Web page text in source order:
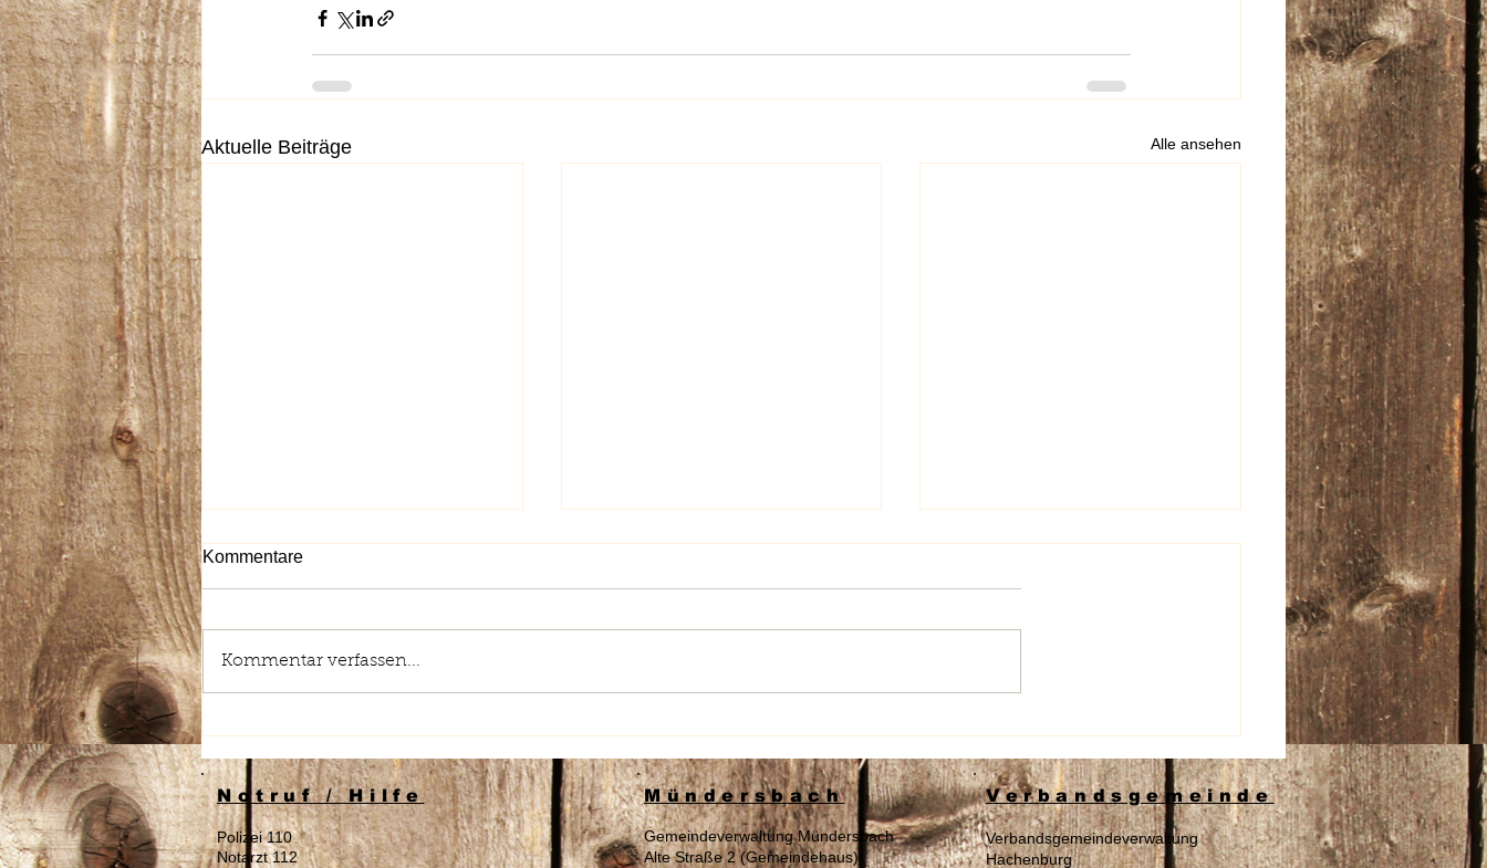
Aktuelle Beiträge Alle ansehen
Tagespflege
Herzlichen Glückwunsch
Kommentare
Kommentar verfassen...
Notruf / Hilfe
Polizei 110
Notarzt 112
Mündersbach
Gemeindeverwaltung Mündersbach
Alte Straße 2 (Gemeindehaus)
Verbandsgemeinde
Verbandsgemeindeverwaltung
Hachenburg